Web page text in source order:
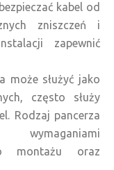
kabel od
zniszczeń i
zapewnić
może służyć jako
często służy
Rodzaj pancerza
montażu oraz